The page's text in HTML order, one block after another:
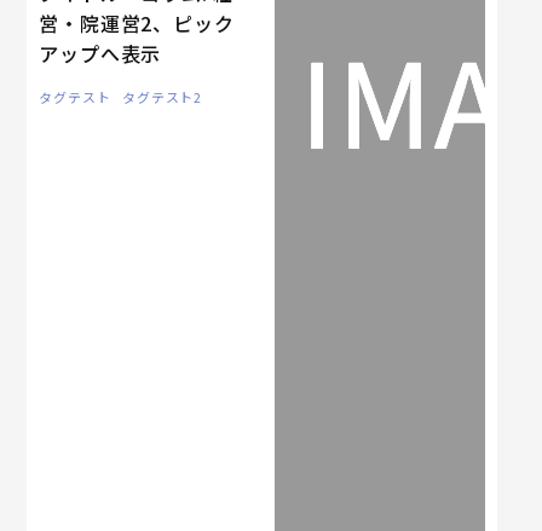
営・院運営2、ピック
アップへ表示
タグテスト タグテスト2